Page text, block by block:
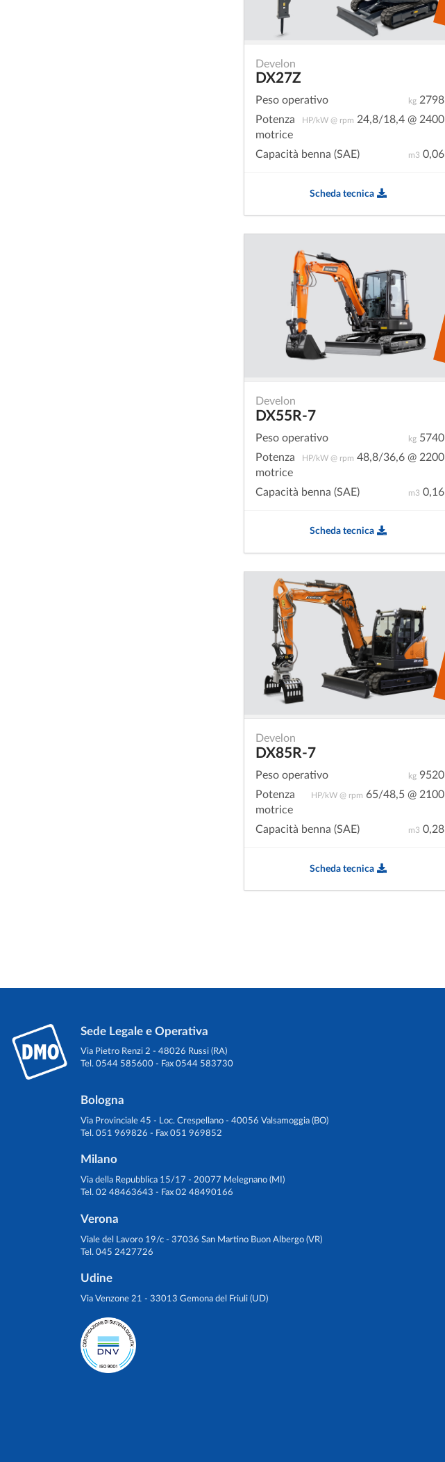
Develon
DX27Z
kg2798
Peso operativo
HP/kW @ rpm 24,8/18,4 @ 2400
Potenza
motrice
m3 0,06
Capacità benna (SAE)
Scheda tecnica
Develon
DX55R-7
kg5740
Peso operativo
HP/kW @ rpm 48,8/36,6 @ 2200
Potenza
motrice
m3 0,16
Capacità benna (SAE)
Scheda tecnica
Develon
DX85R-7
kg9520
Peso operativo
HP/kW @ rpm 65/48,5 @ 2100
Potenza
motrice
m3 0,28
Capacità benna (SAE)
Scheda tecnica
Sede Legale e Operativa
Via Pietro Renzi 2 - 48026 Russi (RA)
Tel. 0544 585600 - Fax 0544 583730
Bologna
Via Provinciale 45 - Loc. Crespellano - 40056 Valsamoggia (BO)
Tel. 051 969826 - Fax 051 969852
Milano
Via della Repubblica 15/17 - 20077 Melegnano (MI)
Tel. 02 48463643 - Fax 02 48490166
Verona
Viale del Lavoro 19/c - 37036 San Martino Buon Albergo (VR)
Tel. 045 2427726
Udine
Via Venzone 21 - 33013 Gemona del Friuli (UD)